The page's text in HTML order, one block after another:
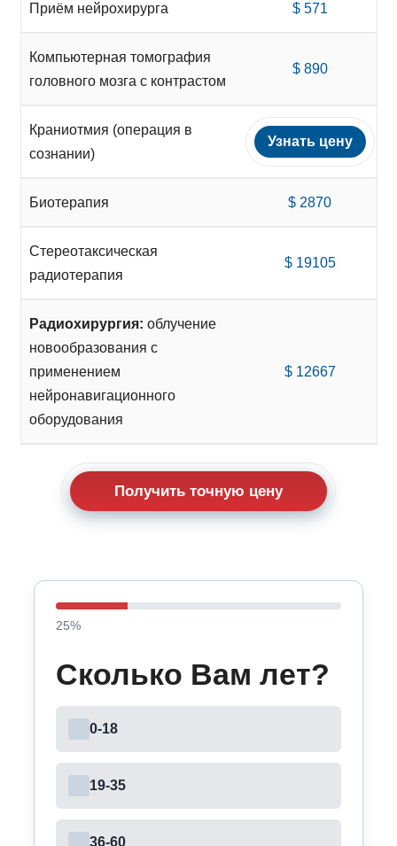
Приём нейрохирурга $ 571
Компьютерная томография
головного мозга с контрастом
$ 890
Краниотмия (операция в
сознании)
Узнать цену
Биотерапия $ 2870
Стереотаксическая
радиотерапия
$ 19105
Радиохирургия: облучение
новообразования с
применением
нейронавигационного
оборудования
$ 12667
Получить точную цену
25%
Сколько Вам лет?
0-18
19-35
36-60